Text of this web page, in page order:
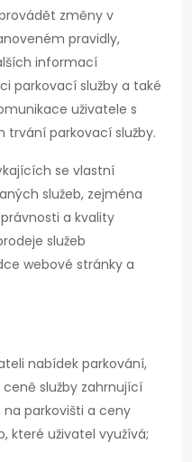
změny v
pravidly,
informací
parkovací služby a také
uživatele s
trvání parkovací služby.
se vlastní
služeb, zejména
a kvality
služeb
webové stránky a
nabídek parkování,
služby zahrnující
parkovišti a ceny
které uživatel využívá;